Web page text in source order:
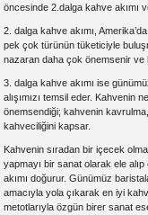
öncesinde 2.dalga kahve akımı
2. dalga kahve akımı,
pek çok türünün tüketiciyle
nazaran daha çok önemsenir ve
3. dalga kahve akımı ise
alışımızı temsil eder. Kahvenin
önemsendiği; kahvenin
kahveciliğini kapsar.
Kahvenin sıradan bir içecek
yapmayı bir sanat olarak ele
akımı doğurur. Günümüz
amacıyla yola çıkarak en iyi
metotlarıyla özgün birer sanat